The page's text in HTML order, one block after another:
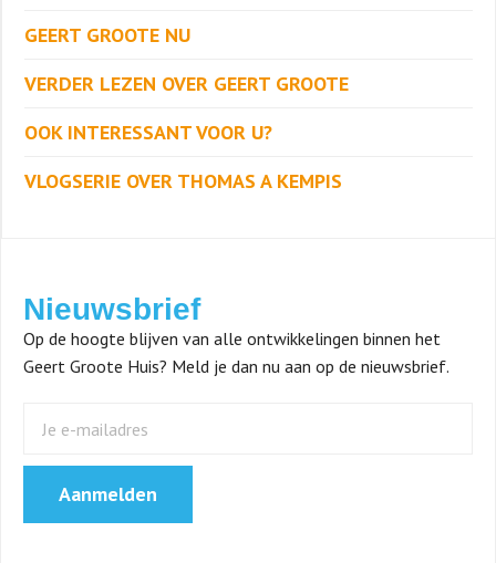
GEERT GROOTE NU
VERDER LEZEN OVER GEERT GROOTE
OOK INTERESSANT VOOR U?
VLOGSERIE OVER THOMAS A KEMPIS
Nieuwsbrief
Op de hoogte blijven van alle ontwikkelingen binnen het
Geert Groote Huis? Meld je dan nu aan op de nieuwsbrief.
Aanmelden